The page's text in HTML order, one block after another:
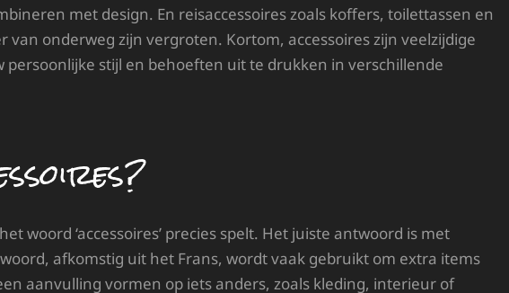
met design. En reisaccessoires zoals koffers, toilettassen en
van onderweg zijn vergroten. Kortom, accessoires zijn veelzijdige
stijl en behoeften uit te drukken in verschillende
woord ‘accessoires’ precies spelt. Het juiste antwoord is met
woord, afkomstig uit het Frans, wordt vaak gebruikt om extra items
aanvulling vormen op iets anders, zoals kleding, interieur of